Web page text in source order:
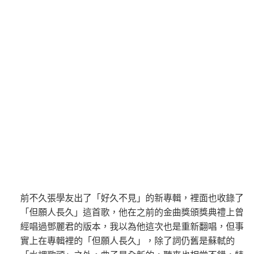
前不久張學友出了「好久不見」的新專輯，裡面也收錄了
「但願人長久」這首歌，他在之前的金曲獎頒獎典禮上曾
經唱過鄧麗君的版本，我以為他這次也是重新翻唱，但事
實上在專輯裡的「但願人長久」，除了詞仍舊是蘇軾的